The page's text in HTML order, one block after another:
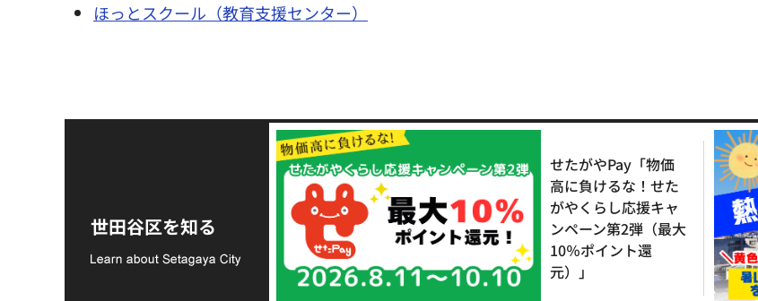
ほっとスクール（教育支援センター）
世田谷区を知る
支援金の募集につい
て
せたがやPay「物価
高に負けるな！せた
がやくらし応援キャ
ンペーン第2弾（最大
10％ポイント還
元）」